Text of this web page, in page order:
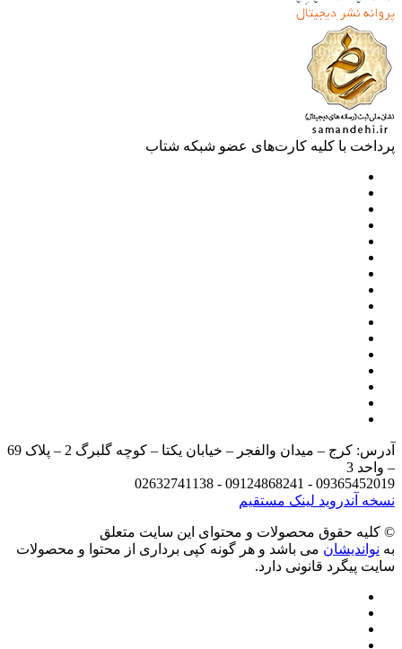
با کلیه کارت‌های عضو شبکه شتاب
آدرس: کرج – میدان والفجر – خیابان یکتا – کوچه گلبرگ 2 – پلاک 69
3
09365452019 - 09124868241 -
آندرویدلینک مستقیم
حقوق محصولات و محتوای اين سایت متعلق
می باشد و هر گونه کپی برداری از محتوا و محصولات
پیگرد قانونی دارد.